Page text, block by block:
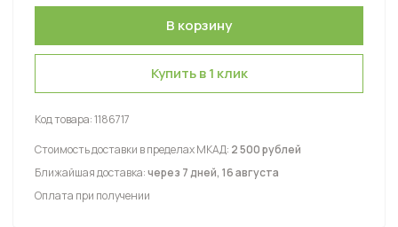
Купить в 1 клик
Код товара:1186717
Стоимость доставки в пределах МКАД: 2 500 рублей
Ближайшая доставка:через 7 дней, 16 августа
Оплата при получении